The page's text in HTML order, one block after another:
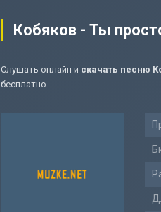
Кобяков - Ты
Слушать онлайн и скачать песню
бесплатно